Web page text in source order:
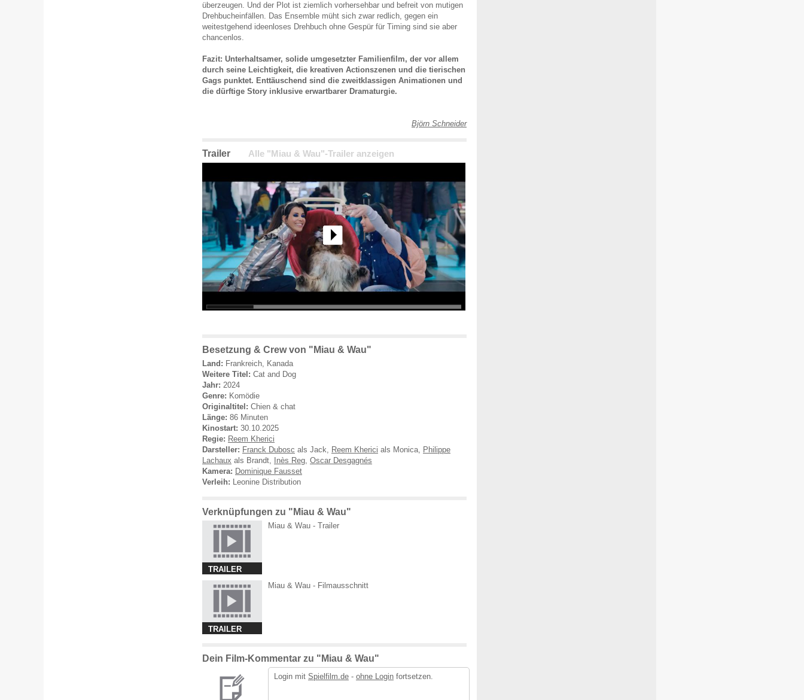
überzeugen. Und der Plot ist ziemlich vorhersehbar und befreit von mutigen
Drehbucheinfällen. Das Ensemble müht sich zwar redlich, gegen ein
weitestgehend ideenloses Drehbuch ohne Gespür für Timing sind sie aber
chancenlos.
Fazit: Unterhaltsamer, solide umgesetzter Familienfilm, der vor allem
durch seine Leichtigkeit, die kreativen Actionszenen und die tierischen
Gags punktet. Enttäuschend sind die zweitklassigen Animationen und
die dürftige Story inklusive erwartbarer Dramaturgie.
Björn Schneider
Trailer Alle "Miau & Wau"-Trailer anzeigen
Besetzung & Crew von "Miau & Wau"
Land: Frankreich, Kanada
Weitere Titel: Cat and Dog
Jahr: 2024
Genre: Komödie
Originaltitel: Chien & chat
Länge: 86 Minuten
Kinostart: 30.10.2025
Regie: Reem Kherici
Darsteller: Franck Dubosc als Jack, Reem Kherici als Monica, Philippe
Lachaux als Brandt, Inès Reg, Oscar Desgagnés
Kamera: Dominique Fausset
Verleih: Leonine Distribution
Verknüpfungen zu "Miau & Wau"
TRAILER
Miau & Wau - Trailer
TRAILER
Miau & Wau - Filmausschnitt
Dein Film-Kommentar zu "Miau & Wau"
Login mit Spielfilm.de - ohne Login fortsetzen.